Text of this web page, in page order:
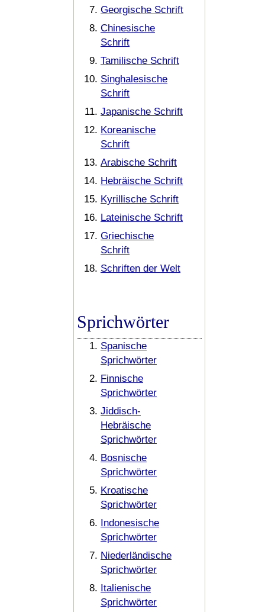
Georgische Schrift
Chinesische
Schrift
Tamilische Schrift
Singhalesische
Schrift
Japanische Schrift
Koreanische
Schrift
Arabische Schrift
Hebräische Schrift
Kyrillische Schrift
Lateinische Schrift
Griechische
Schrift
Schriften der Welt
Sprichwörter
Spanische
Sprichwörter
Finnische
Sprichwörter
Jiddisch-
Hebräische
Sprichwörter
Bosnische
Sprichwörter
Kroatische
Sprichwörter
Indonesische
Sprichwörter
Niederländische
Sprichwörter
Italienische
Sprichwörter